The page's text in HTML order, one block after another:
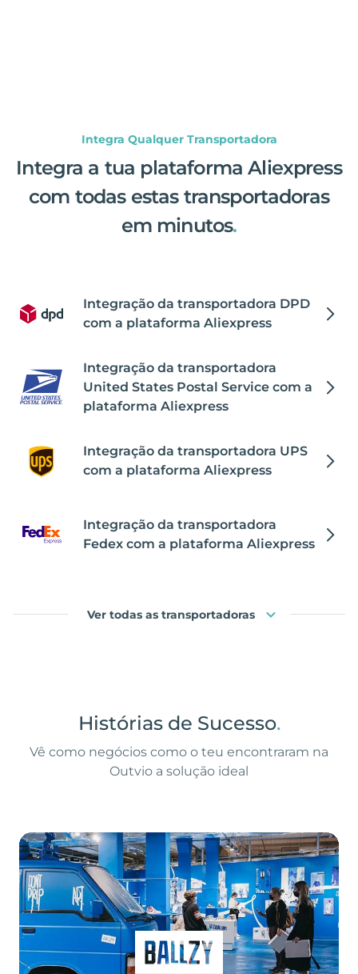
Integra Qualquer Transportadora
Integra a tua plataforma Aliexpress
com todas estas transportadoras
em minutos.
Integração da transportadora DPD
com a plataforma Aliexpress
Integração da transportadora
United States Postal Service com a
plataforma Aliexpress
Integração da transportadora UPS
com a plataforma Aliexpress
Integração da transportadora
Fedex com a plataforma Aliexpress
Ver todas as transportadoras
Histórias de Sucesso.
Vê como negócios como o teu encontraram na
Outvio a solução ideal